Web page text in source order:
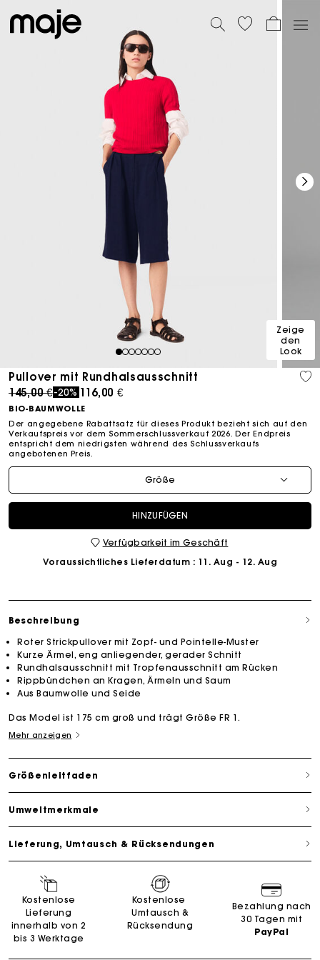
1234567
Zeige
den
Look
Pullover mit Rundhalsausschnitt
Price reduced from
145,00 €to
-20% 116,00 €
BIO-BAUMWOLLE
Der angegebene Rabattsatz für dieses Produkt bezieht sich auf den
Verkaufspreis vor dem Sommerschlussverkauf 2026. Der Endpreis
entspricht dem niedrigsten während des Schlussverkaufs
angebotenen Preis.
Größe
HINZUFÜGEN
Verfügbarkeit im Geschäft
Voraussichtliches Lieferdatum : 11. Aug - 12. Aug
Beschreibung
Roter Strickpullover mit Zopf- und Pointelle-Muster
Kurze Ärmel, eng anliegender, gerader Schnitt
Rundhalsausschnitt mit Tropfenausschnitt am Rücken
Rippbündchen an Kragen, Ärmeln und Saum
Aus Baumwolle und Seide
Das Model ist 175 cm groß und trägt Größe FR 1.
Mehr anzeigen
Größenleitfaden
Umweltmerkmale
Lieferung, Umtausch & Rücksendungen
Kostenlose
Lieferung
innerhalb von 2
bis 3 Werktage
Kostenlose
Umtausch &
Rücksendung
Bezahlung nach
30 Tagen mit
PayPal